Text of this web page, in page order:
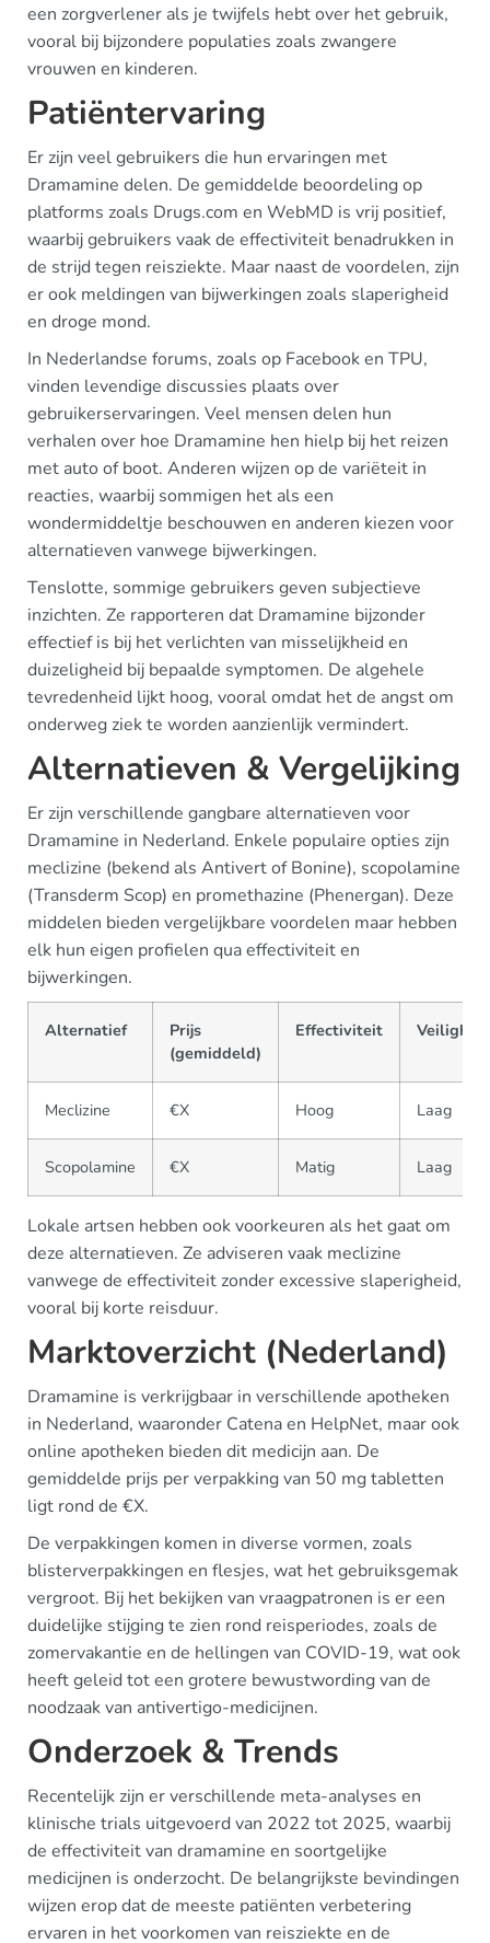
een zorgverlener als je twijfels hebt over het gebruik,
vooral bij bijzondere populaties zoals zwangere
vrouwen en kinderen.
Patiëntervaring
Er zijn veel gebruikers die hun ervaringen met
Dramamine delen. De gemiddelde beoordeling op
platforms zoals Drugs.com en WebMD is vrij positief,
waarbij gebruikers vaak de effectiviteit benadrukken in
de strijd tegen reisziekte. Maar naast de voordelen, zijn
er ook meldingen van bijwerkingen zoals slaperigheid
en droge mond.
In Nederlandse forums, zoals op Facebook en TPU,
vinden levendige discussies plaats over
gebruikerservaringen. Veel mensen delen hun
verhalen over hoe Dramamine hen hielp bij het reizen
met auto of boot. Anderen wijzen op de variëteit in
reacties, waarbij sommigen het als een
wondermiddeltje beschouwen en anderen kiezen voor
alternatieven vanwege bijwerkingen.
Tenslotte, sommige gebruikers geven subjectieve
inzichten. Ze rapporteren dat Dramamine bijzonder
effectief is bij het verlichten van misselijkheid en
duizeligheid bij bepaalde symptomen. De algehele
tevredenheid lijkt hoog, vooral omdat het de angst om
onderweg ziek te worden aanzienlijk vermindert.
Alternatieven & Vergelijking
Er zijn verschillende gangbare alternatieven voor
Dramamine in Nederland. Enkele populaire opties zijn
meclizine (bekend als Antivert of Bonine), scopolamine
(Transderm Scop) en promethazine (Phenergan). Deze
middelen bieden vergelijkbare voordelen maar hebben
elk hun eigen profielen qua effectiviteit en
bijwerkingen.
Alternatief
Prijs
(gemiddeld)
Effectiviteit Veiligheid
Meclizine €X Hoog Laag
Scopolamine €X Matig Laag
Lokale artsen hebben ook voorkeuren als het gaat om
deze alternatieven. Ze adviseren vaak meclizine
vanwege de effectiviteit zonder excessive slaperigheid,
vooral bij korte reisduur.
Marktoverzicht (Nederland)
Dramamine is verkrijgbaar in verschillende apotheken
in Nederland, waaronder Catena en HelpNet, maar ook
online apotheken bieden dit medicijn aan. De
gemiddelde prijs per verpakking van 50 mg tabletten
ligt rond de €X.
De verpakkingen komen in diverse vormen, zoals
blisterverpakkingen en flesjes, wat het gebruiksgemak
vergroot. Bij het bekijken van vraagpatronen is er een
duidelijke stijging te zien rond reisperiodes, zoals de
zomervakantie en de hellingen van COVID-19, wat ook
heeft geleid tot een grotere bewustwording van de
noodzaak van antivertigo-medicijnen.
Onderzoek & Trends
Recentelijk zijn er verschillende meta-analyses en
klinische trials uitgevoerd van 2022 tot 2025, waarbij
de effectiviteit van dramamine en soortgelijke
medicijnen is onderzocht. De belangrijkste bevindingen
wijzen erop dat de meeste patiënten verbetering
ervaren in het voorkomen van reisziekte en de